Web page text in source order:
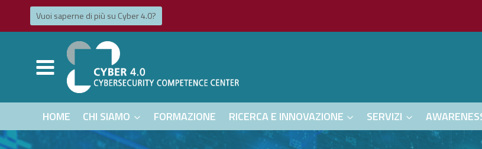
Vuoi saperne di più su Cyber ​​4.0?
HOME CHI SIAMO FORMAZIONE RICERCA E INNOVAZIONE SERVIZI